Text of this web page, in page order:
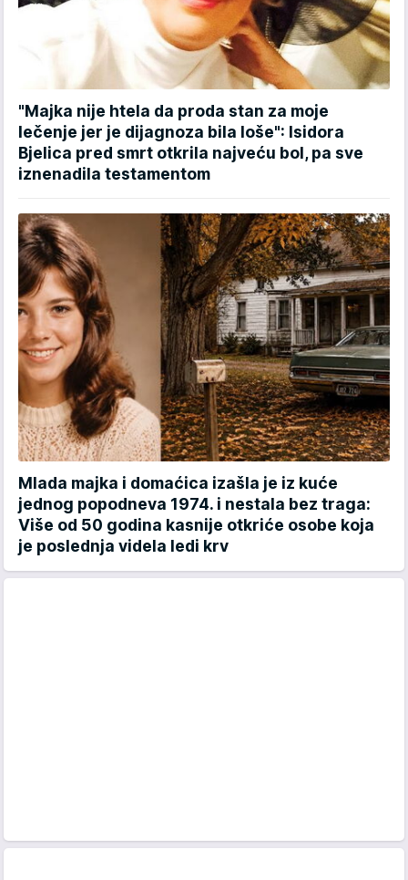
"Majka nije htela da proda stan za moje
lečenje jer je dijagnoza bila loše": Isidora
Bjelica pred smrt otkrila najveću bol, pa sve
iznenadila testamentom
Mlada majka i domaćica izašla je iz kuće
jednog popodneva 1974. i nestala bez traga:
Više od 50 godina kasnije otkriće osobe koja
je poslednja videla ledi krv